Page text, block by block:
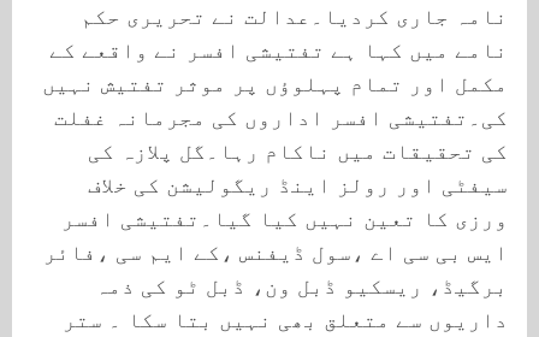
نامہ جاری کردیا۔عدالت نے تحریری حکم
نامے میں کہا ہے تفتیشی افسر نے واقعے کے
مکمل اور تمام پہلوؤں پر موثر تفتیش نہیں
کی۔تفتیشی افسر اداروں کی مجرمانہ غفلت
کی تحقیقات میں ناکام رہا۔گل پلازہ کی
سیفٹی اور رولز اینڈ ریگولیشن کی خلاف
ورزی کا تعین نہیں کیا گیا۔تفتیشی افسر
ایس بی سی اے ،سول ڈیفنس ،کے ایم سی ،فائر
برگیڈ، ریسکیو ڈبل ون، ڈبل ٹو کی ذمہ
داریوں سے متعلق بھی نہیں بتا سکا ۔ ستر